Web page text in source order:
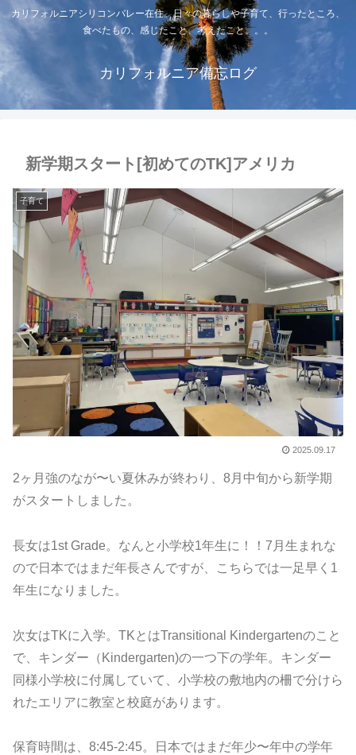
カリフォルニアシリコンバレー在住。日々の暮らしや子育て、行ったところ、
食べたもの、感じたこと、考えたこと。。。
カリフォルニア備忘ログ
新学期スタート[初めてのTK]アメリカ
子育て
2025.09.17
2ヶ月強のなが〜い夏休みが終わり、8月中旬から新学期
がスタートしました。
長女は1st Grade。なんと小学校1年生に！！7月生まれな
ので日本ではまだ年長さんですが、こちらでは一足早く1
年生になりました。
次女はTKに入学。TKとはTransitional Kindergartenのこと
で、キンダー（Kindergarten)の一つ下の学年。キンダー
同様小学校に付属していて、小学校の敷地内の柵で分けら
れたエリアに教室と校庭があります。
保育時間は、8:45-2:45。日本ではまだ年少〜年中の学年